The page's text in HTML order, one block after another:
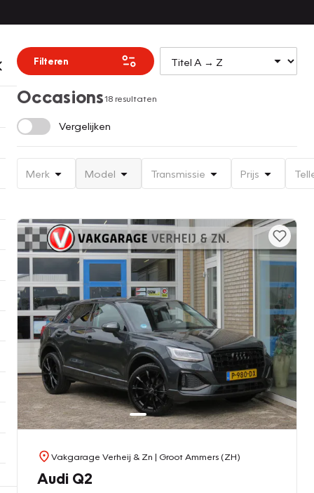
Filteren
Occasions18 resultaten
Vergelijken
Merk Model Transmissie Prijs
Vakgarage Verheij & Zn | Groot Ammers (ZH)
Audi Q2